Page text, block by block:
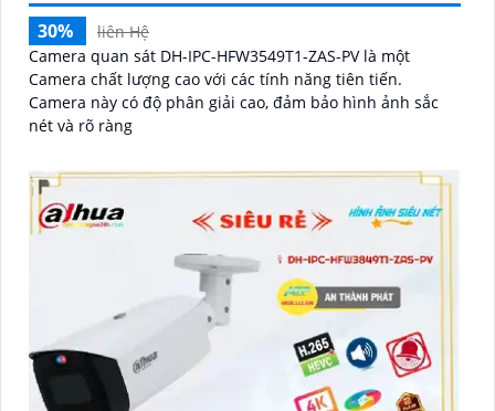
30%
liên Hệ
Camera quan sát DH-IPC-HFW3549T1-ZAS-PV là một
Camera chất lượng cao với các tính năng tiên tiến.
Camera này có độ phân giải cao, đảm bảo hình ảnh sắc
nét và rõ ràng